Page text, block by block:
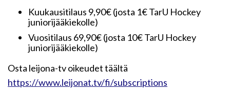
Kuukausitilaus 9,90€ (josta 1€ TarU Hockey
juniorijääkiekolle)
Vuositilaus 69,90€ (josta 10€ TarU Hockey
juniorijääkiekolle)
Osta leijona-tv oikeudet täältä
https://www.leijonat.tv/fi/subscriptions